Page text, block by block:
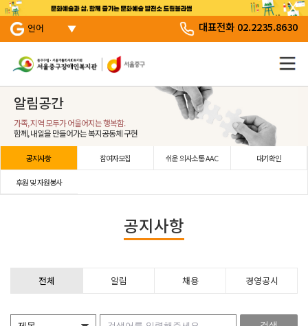
본문 바로 가기
서브 메뉴 바로가기
주 메뉴 바로 가기
언어 대표전화 02.2235.8630
알림공간
가족, 지역 모두가 어울어지는 행복함.
함께, 내일을 만들어가는 복지공동체 구현
공지사항 참여자모집 쉬운 의사소통 AAC 대기확인
후원 및 자원봉사
공지사항
전체 알림 채용 경영공시